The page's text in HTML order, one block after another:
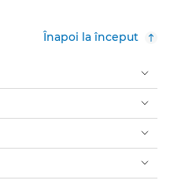
Înapoi la început